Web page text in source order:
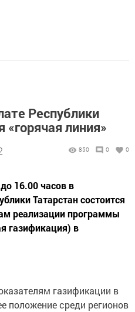
Республики
«горячая линия»
850 0 0
16.00 часов в
Татарстан состоится
реализации программы
газификация) в
газификации в
положение среди регионов